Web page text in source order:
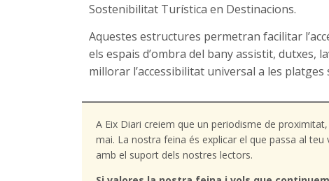
Sostenibilitat Turística en Destinacions.
Aquestes estructures permetran facilitar
els espais d’ombra del bany assistit, dutxes,
millorar l’accessibilitat universal a les platges
A Eix Diari creiem que un periodisme de
mai. La nostra feina és explicar el que passa al
amb el suport dels nostres lectors.